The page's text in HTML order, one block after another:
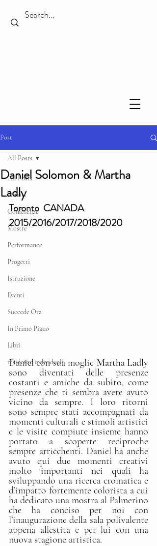
Post
All Posts
Artisti
Conferenze
Mostre
Performance
Progetti
Istruzione
Eventi
Succede Ora
In Primo Piano
Libri
residenze individuali
All Posts
Daniel Solomon & Martha
Ladly
Toronto  CANADA
2015/2016/2017/2018/2020
Daniel con sua moglie Martha Ladly
sono diventati delle presenze
costanti e amiche da subito, come
presenze che ti sembra avere avuto
vicino da sempre. I loro ritorni
sono sempre stati accompagnati da
momenti culturali e stimoli artistici
e le visite compiute insieme hanno
portato a scoperte reciproche
sempre arricchenti. Daniel ha anche
avuto qui due momenti creativi
molto importanti nei quali ha
sviluppando una ricerca cromatica e
d’impatto fortemente colorista a cui
ha dedicato una mostra al Palmerino
che ha conciso per noi con
l’inaugurazione della sala polivalente
appena allestita e per lui con una
nuova stagione artistica.